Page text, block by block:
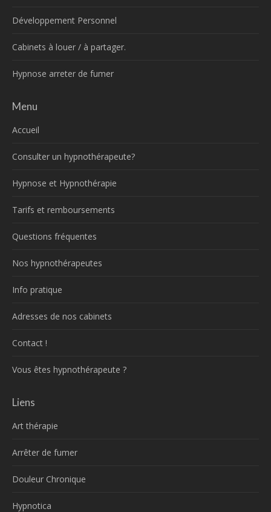
Développement Personnel
Cabinets à louer / à partager.
Hypnose arreter de fumer
Menu
Accueil
Consulter un hypnothérapeute?
Hypnose et Hypnothérapie
Tarifs et remboursements
Questions fréquentes
Nos hypnothérapeutes
Info pratique
Adresses de nos cabinets
Contact !
Vous êtes hypnothérapeute ?
Liens
Art thérapie
Arrêter de fumer
Douleur Chronique
Hypnotica